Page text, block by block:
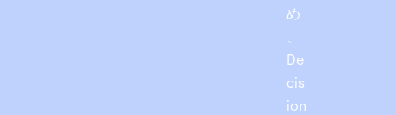
め
De
cis
ion